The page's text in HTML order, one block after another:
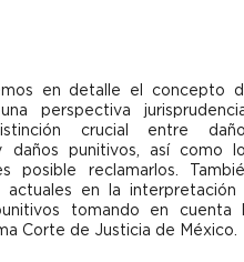
en detalle el concepto
perspectiva
crucial entre
daños punitivos, así como
posible reclamarlos.
actuales en la interpretación
tomando en cuenta
Corte de Justicia de México.